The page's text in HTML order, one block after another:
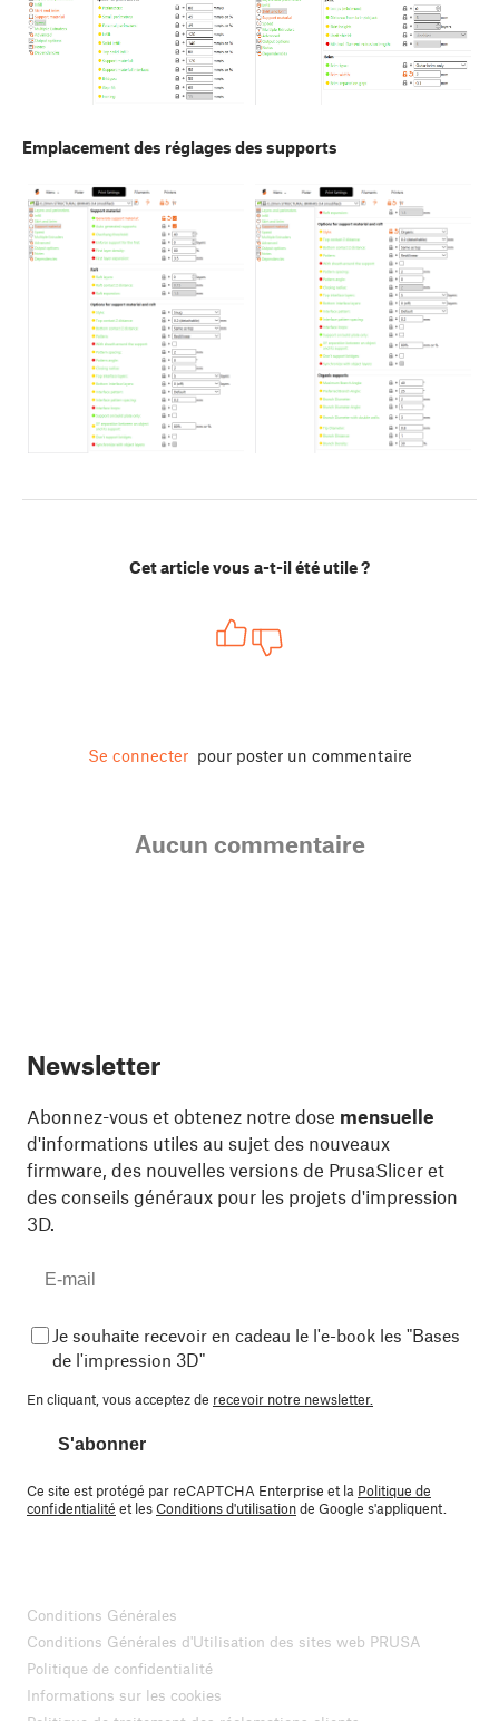
Emplacement des réglages des supports
Cet article vous a-t-il été utile ?
Se connecter pour poster un commentaire
Aucun commentaire
Newsletter
Abonnez-vous et obtenez notre dose mensuelle
d'informations utiles au sujet des nouveaux
firmware, des nouvelles versions de PrusaSlicer et
des conseils généraux pour les projets d'impression
3D.
Je souhaite recevoir en cadeau le l'e-book les "Bases
de l'impression 3D"
En cliquant, vous acceptez de recevoir notre newsletter.
S'abonner
Ce site est protégé par reCAPTCHA Enterprise et la Politique de
confidentialité et lesConditions d'utilisationde Google s'appliquent.
Conditions Générales
Conditions Générales d'Utilisation des sites web PRUSA
Politique de confidentialité
Informations sur les cookies